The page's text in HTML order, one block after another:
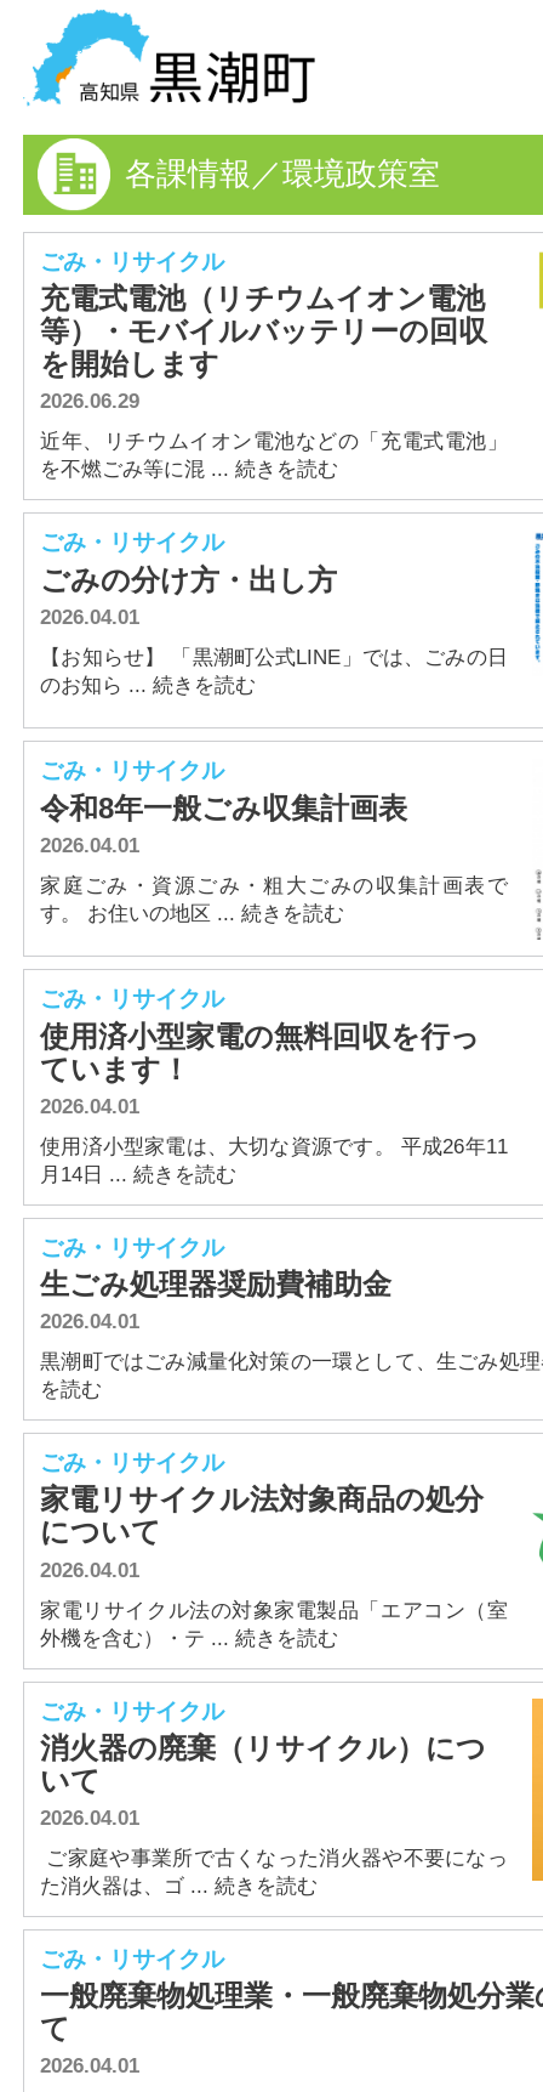
HOME
まちの情報
各課情報
事業者の方へ
電子申請
FAQ
アクセス
黒潮町の情報を探す
各課情報／環境政策室
ごみ・リサイクル
充電式電池（リチウムイオン電池
等）・モバイルバッテリーの回収
を開始します
2026.06.29
近年、リチウムイオン電池などの「充電式電池」
を不燃ごみ等に混 ... 続きを読む
ごみ・リサイクル
ごみの分け方・出し方
2026.04.01
【お知らせ】 「黒潮町公式LINE」では、ごみの日
のお知ら ... 続きを読む
ごみ・リサイクル
令和8年一般ごみ収集計画表
2026.04.01
家庭ごみ・資源ごみ・粗大ごみの収集計画表で
す。 お住いの地区 ... 続きを読む
ごみ・リサイクル
使用済小型家電の無料回収を行っ
ています！
2026.04.01
使用済小型家電は、大切な資源です。 平成26年11
月14日 ... 続きを読む
ごみ・リサイクル
生ごみ処理器奨励費補助金
2026.04.01
黒潮町ではごみ減量化対策の一環として、生ごみ処
を読む
ごみ・リサイクル
家電リサイクル法対象商品の処分
について
2026.04.01
家電リサイクル法の対象家電製品「エアコン（室
外機を含む）・テ ... 続きを読む
ごみ・リサイクル
消火器の廃棄（リサイクル）につ
いて
2026.04.01
ご家庭や事業所で古くなった消火器や不要になっ
た消火器は、ゴ ... 続きを読む
ごみ・リサイクル
一般廃棄物処理業・一般廃棄物処分
て
2026.04.01